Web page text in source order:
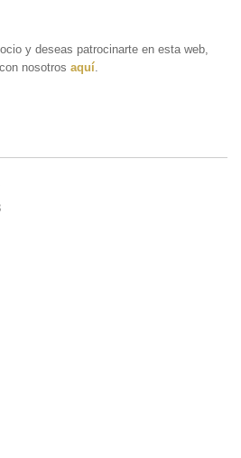
y deseas patrocinarte en esta web,
nosotros aquí